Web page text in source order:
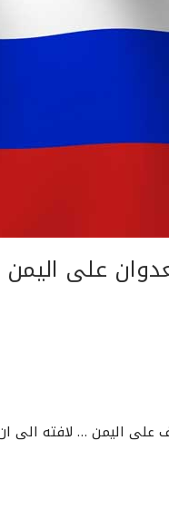
على اليمن
على اليمن … لافته